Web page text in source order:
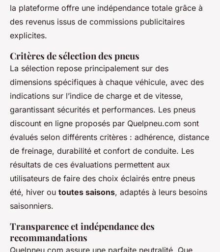
la plateforme offre une indépendance totale grâce à
des revenus issus de commissions publicitaires
explicites.
Critères de sélection des pneus
La sélection repose principalement sur des
dimensions spécifiques à chaque véhicule, avec des
indications sur l’indice de charge et de vitesse,
garantissant sécurités et performances. Les pneus
discount en ligne proposés par Quelpneu.com sont
évalués selon différents critères : adhérence, distance
de freinage, durabilité et confort de conduite. Les
résultats de ces évaluations permettent aux
utilisateurs de faire des choix éclairés entre pneus
été, hiver ou toutes saisons, adaptés à leurs besoins
saisonniers.
Transparence et indépendance des
recommandations